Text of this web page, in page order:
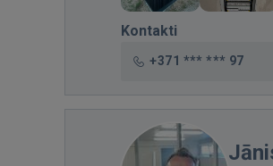
Kontakti
+371 *** *** 97